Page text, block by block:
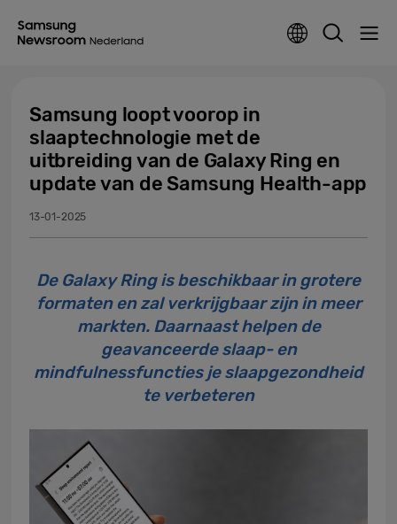
Samsung loopt voorop in
slaaptechnologie met de
uitbreiding van de Galaxy Ring en
update van de Samsung Health-app
13-01-2025
De Galaxy Ring is beschikbaar in grotere
formaten en zal verkrijgbaar zijn in meer
markten. Daarnaast helpen de
geavanceerde slaap- en
mindfulnessfuncties je slaapgezondheid
te verbeteren